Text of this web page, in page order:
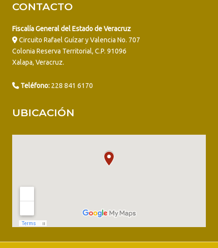
CONTACTO
Fiscalía General del Estado de Veracruz
Circuito Rafael Guízar y Valencia No. 707
Colonia Reserva Territorial, C.P. 91096
Xalapa, Veracruz.
Teléfono: 228 841 6170
UBICACIÓN